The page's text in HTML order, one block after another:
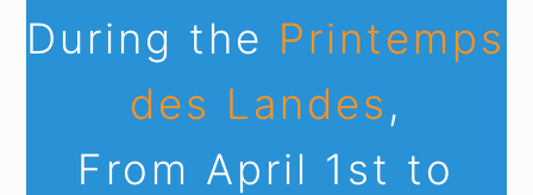
During the Printemps
des Landes ,
From April 1st to